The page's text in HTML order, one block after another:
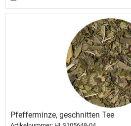
Pfefferminze, geschnitten Tee